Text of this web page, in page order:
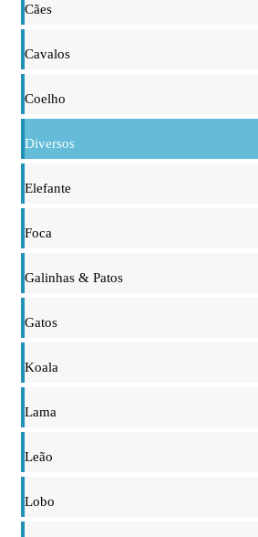
Cães
Cavalos
Coelho
Diversos
Elefante
Foca
Galinhas & Patos
Gatos
Koala
Lama
Leão
Lobo